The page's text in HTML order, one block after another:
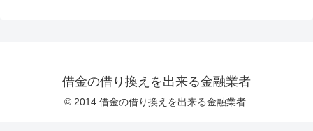
借金の借り換えを出来る金融業者
© 2014 借金の借り換えを出来る金融業者.